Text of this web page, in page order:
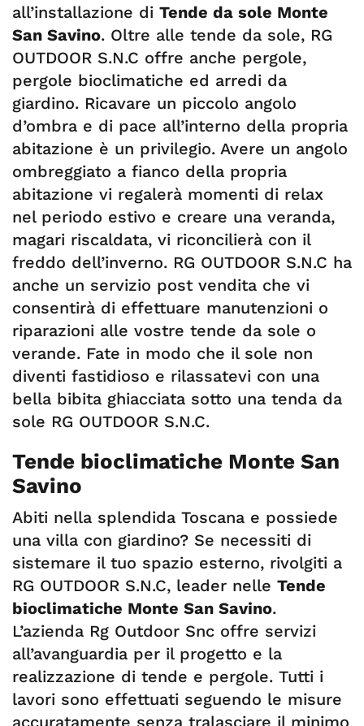
all’installazione di Tende da sole Monte
San Savino. Oltre alle tende da sole, RG
OUTDOOR S.N.C offre anche pergole,
pergole bioclimatiche ed arredi da
giardino. Ricavare un piccolo angolo
d’ombra e di pace all’interno della propria
abitazione è un privilegio. Avere un angolo
ombreggiato a fianco della propria
abitazione vi regalerà momenti di relax
nel periodo estivo e creare una veranda,
magari riscaldata, vi riconcilierà con il
freddo dell’inverno. RG OUTDOOR S.N.C ha
anche un servizio post vendita che vi
consentirà di effettuare manutenzioni o
riparazioni alle vostre tende da sole o
verande. Fate in modo che il sole non
diventi fastidioso e rilassatevi con una
bella bibita ghiacciata sotto una tenda da
sole RG OUTDOOR S.N.C.
Tende bioclimatiche Monte San
Savino
Abiti nella splendida Toscana e possiede
una villa con giardino? Se necessiti di
sistemare il tuo spazio esterno, rivolgiti a
RG OUTDOOR S.N.C, leader nelle Tende
bioclimatiche Monte San Savino.
L’azienda Rg Outdoor Snc offre servizi
all’avanguardia per il progetto e la
realizzazione di tende e pergole. Tutti i
lavori sono effettuati seguendo le misure
accuratamente senza tralasciare il minimo